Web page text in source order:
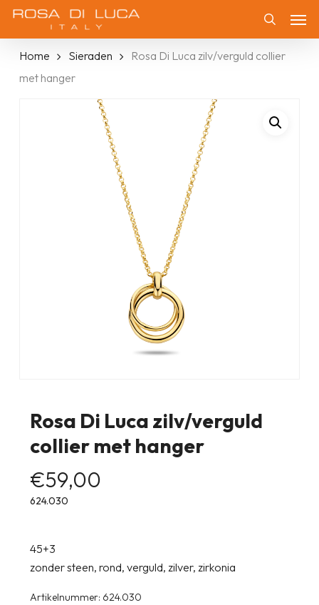
Skip
content
Home Sieraden
Rosa Di Luca zilv/verguld collier
met hanger
Rosa Di Luca zilv/verguld
collier met hanger
€59,00
624.030
45+3
zonder steen, rond, verguld, zilver, zirkonia
Artikelnummer: 624.030